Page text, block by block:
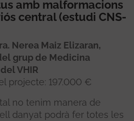
amb malformacions
central (estudi CNS-
Nerea Maiz Elizaran,
grup de Medicina
VHIR
projecte: 197.000 €
no tenim manera de
danyat podrà fer totes les